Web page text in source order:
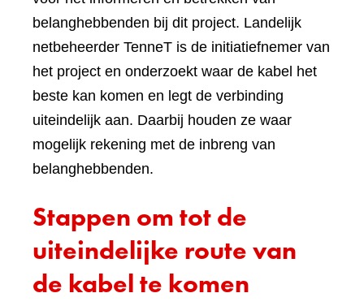
belanghebbenden bij dit project. Landelijk
netbeheerder TenneT is de initiatiefnemer van
het project en onderzoekt waar de kabel het
beste kan komen en legt de verbinding
uiteindelijk aan. Daarbij houden ze waar
mogelijk rekening met de inbreng van
belanghebbenden.
Stappen om tot de
uiteindelijke route van
de kabel te komen